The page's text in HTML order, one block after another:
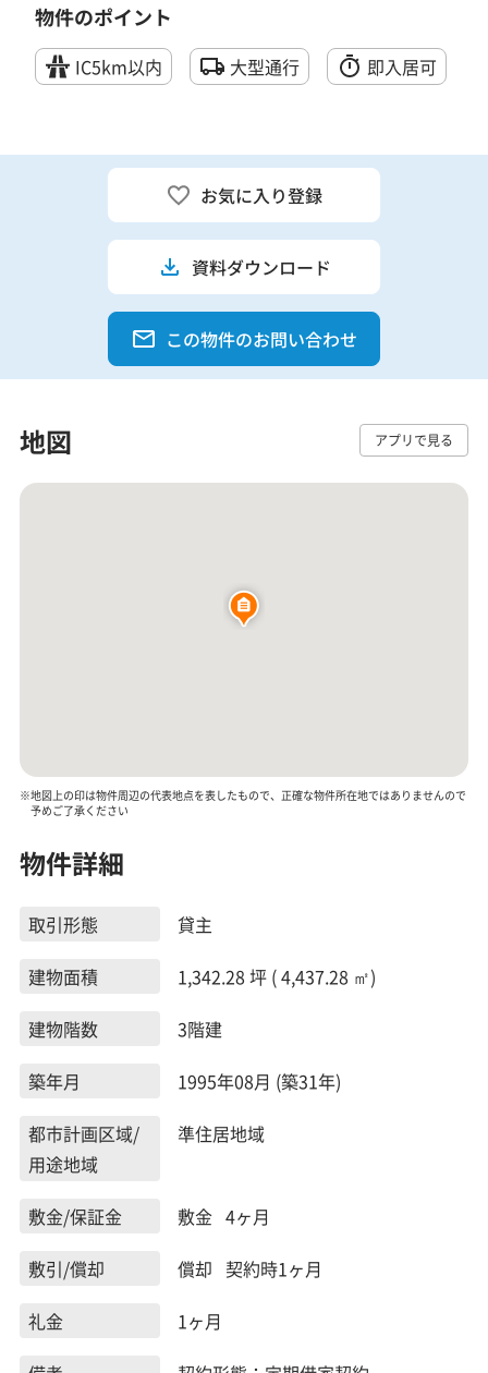
物件のポイント
IC5km以内 大型通行 即入居可
お気に入り登録
資料ダウンロード
この物件のお問い合わせ
地図 アプリで見る
※地図上の印は物件周辺の代表地点を表したもので、正確な物件所在地ではありませんので
予めご了承ください
物件詳細
取引形態
貸主
建物面積
1,342.28 坪 ( 4,437.28 ㎡)
建物階数
3階建
築年月
1995年08月 (築31年)
都市計画区域/
用途地域
準住居地域
敷金/保証金
敷金 4ヶ月
敷引/償却
償却 契約時1ヶ月
礼金
1ヶ月